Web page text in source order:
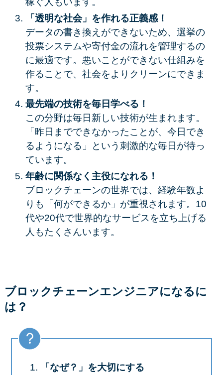
「透明な社会」を作れる正義感！
データの書き換えができないため、選挙の
投票システムや寄付金の流れを管理するの
に最適です。悪いことができない仕組みを
作ることで、社会をよりクリーンにできま
す。
最先端の技術を毎日学べる！
この分野は毎日新しい技術が生まれます。
「昨日までできなかったことが、今日でき
るようになる」という刺激的な毎日が待っ
ています。
年齢に関係なく主役になれる！
ブロックチェーンの世界では、経験年数よ
りも「何ができるか」が重視されます。10
代や20代で世界的なサービスを立ち上げる
人もたくさんいます。
ブロックチェーンエンジニアになるに
は？
「なぜ？」を大切にする